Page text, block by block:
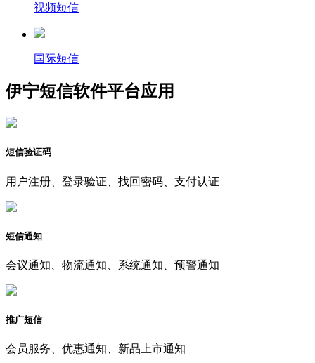
视频短信
国际短信
伊宁短信软件平台应用
短信验证码
用户注册、登录验证、找回密码、支付认证
短信通知
会议通知、物流通知、系统通知、预警通知
推广短信
会员服务、优惠通知、新品上市通知